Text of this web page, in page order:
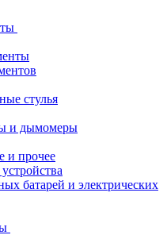
стулья
и дымомеры
и прочее
батарей и электрических